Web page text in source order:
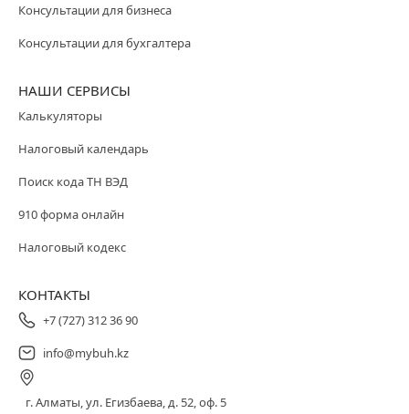
Консультации для бизнеса
Консультации для бухгалтера
НАШИ СЕРВИСЫ
Калькуляторы
Налоговый календарь
Поиск кода ТН ВЭД
910 форма онлайн
Налоговый кодекс
КОНТАКТЫ
+7 (727) 312 36 90
info@mybuh.kz
г. Алматы, ул. Егизбаева, д. 52, оф. 5